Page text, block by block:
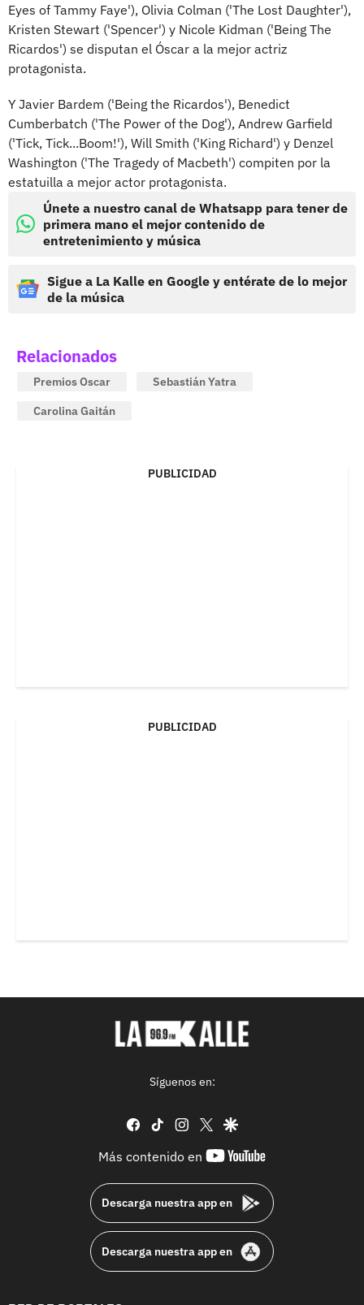
Eyes of Tammy Faye'), Olivia Colman ('The Lost Daughter'),
Kristen Stewart ('Spencer') y Nicole Kidman ('Being The
Ricardos') se disputan el Óscar a la mejor actriz
protagonista.
Y Javier Bardem ('Being the Ricardos'), Benedict
Cumberbatch ('The Power of the Dog'), Andrew Garfield
('Tick, Tick...Boom!'), Will Smith ('King Richard') y Denzel
Washington ('The Tragedy of Macbeth') compiten por la
estatuilla a mejor actor protagonista.
Únete a nuestro canal de Whatsapp para tener de
primera mano el mejor contenido de
entretenimiento y música
Sigue a La Kalle en Google y entérate de lo mejor
de la música
Relacionados
Premios Oscar
Sebastián Yatra
Carolina Gaitán
PUBLICIDAD
PUBLICIDAD
Síguenos en:
facebook
tiktok instagram
twittergoogle
Más contenido en
youtube-
Descarga nuestra app en
Descarga nuestra app en